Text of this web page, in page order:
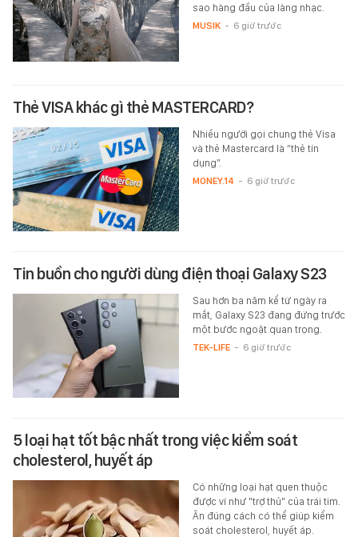
sao hàng đầu của làng nhạc.
MUSIK - 6 giờ trước
Thẻ VISA khác gì thẻ MASTERCARD?
Nhiều người gọi chung thẻ Visa
và thẻ Mastercard là “thẻ tín
dụng”.
MONEY.14 - 6 giờ trước
Tin buồn cho người dùng điện thoại Galaxy S23
Sau hơn ba năm kể từ ngày ra
mắt, Galaxy S23 đang đứng trước
một bước ngoặt quan trọng.
TEK-LIFE - 6 giờ trước
5 loại hạt tốt bậc nhất trong việc kiểm soát
cholesterol, huyết áp
Có những loại hạt quen thuộc
được ví như "trợ thủ" của trái tim.
Ăn đúng cách có thể giúp kiểm
soát cholesterol, huyết áp.